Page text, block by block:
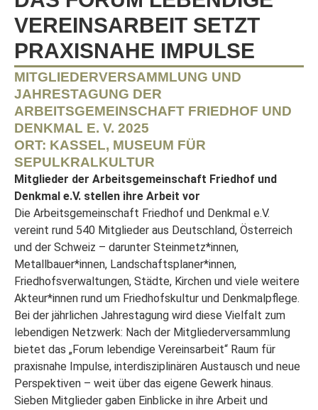
VEREINSARBEIT SETZT
PRAXISNAHE IMPULSE
MITGLIEDERVERSAMMLUNG UND
JAHRESTAGUNG DER
ARBEITSGEMEINSCHAFT FRIEDHOF UND
DENKMAL E. V. 2025
ORT: KASSEL, MUSEUM FÜR
SEPULKRALKULTUR
Mitglieder der Arbeitsgemeinschaft Friedhof und
Denkmal e.V. stellen ihre Arbeit vor
Die Arbeitsgemeinschaft Friedhof und Denkmal e.V.
vereint rund 540 Mitglieder aus Deutschland, Österreich
und der Schweiz – darunter Steinmetz*innen,
Metallbauer*innen, Landschaftsplaner*innen,
Friedhofsverwaltungen, Städte, Kirchen und viele weitere
Akteur*innen rund um Friedhofskultur und Denkmalpflege.
Bei der jährlichen Jahrestagung wird diese Vielfalt zum
lebendigen Netzwerk: Nach der Mitgliederversammlung
bietet das „Forum lebendige Vereinsarbeit“ Raum für
praxisnahe Impulse, interdisziplinären Austausch und neue
Perspektiven – weit über das eigene Gewerk hinaus.
Sieben Mitglieder gaben Einblicke in ihre Arbeit und